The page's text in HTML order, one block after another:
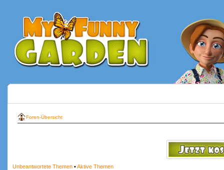
Foren-Übersicht
Unbeantwortete Themen •Aktive Themen